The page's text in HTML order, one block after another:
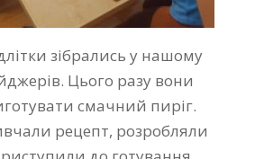
зібрались у нашому
Цього разу вони
смачний пиріг.
рецепт, розробляли